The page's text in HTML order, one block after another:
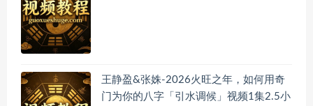
王静盈&张姝-2026火旺之年，如何用奇
门为你的八字「引水调候」视频1集2.5小